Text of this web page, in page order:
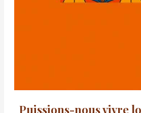
Puissions-nous vivre